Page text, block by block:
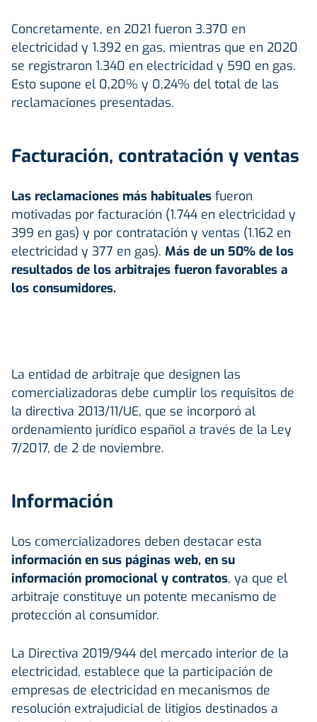
Concretamente, en 2021 fueron 3.370 en
electricidad y 1.392 en gas, mientras que en 2020
se registraron 1.340 en electricidad y 590 en gas.
Esto supone el 0,20% y 0,24% del total de las
reclamaciones presentadas.
Facturación, contratación y ventas
Las reclamaciones más habituales fueron
motivadas por facturación (1.744 en electricidad y
399 en gas) y por contratación y ventas (1.162 en
electricidad y 377 en gas). Más de un 50% de los
resultados de los arbitrajes fueron favorables a
los consumidores.
La entidad de arbitraje que designen las
comercializadoras debe cumplir los requisitos de
la directiva 2013/11/UE, que se incorporó al
ordenamiento jurídico español a través de la Ley
7/2017, de 2 de noviembre.
Información
Los comercializadores deben destacar esta
información en sus páginas web, en su
información promocional y contratos, ya que el
arbitraje constituye un potente mecanismo de
protección al consumidor.
La Directiva 2019/944 del mercado interior de la
electricidad, establece que la participación de
empresas de electricidad en mecanismos de
resolución extrajudicial de litigios destinados a